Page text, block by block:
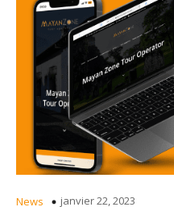
News janvier 22, 2023